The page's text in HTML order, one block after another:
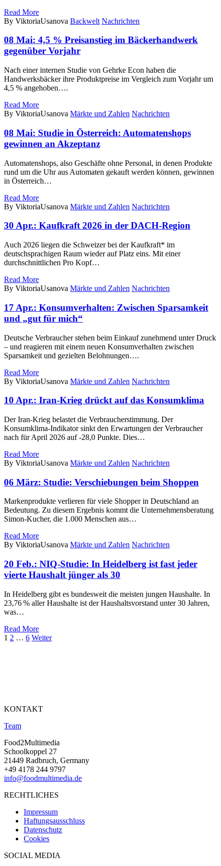
Read More
By ViktoriaUsanova Backwelt Nachrichten
08 Mai: 4,5 % Preisanstieg im Bäckerhandwerk
gegenüber Vorjahr
Nach einer internen Studie von Gehrke Econ haben die
Handwerksbäcker ihre Produktpreise im Vergleich zum Vorjahr um
4,5 % angehoben….
Read More
By ViktoriaUsanova Märkte und Zahlen Nachrichten
08 Mai: Studie in Österreich: Automatenshops
gewinnen an Akzeptanz
Automatenshops, also Geschäfte ohne Personal, in denen Produkte
rund um die Uhr aus Automaten gekauft werden können, gewinnen
in Österreich…
Read More
By ViktoriaUsanova Märkte und Zahlen Nachrichten
30 Apr.: Kaufkraft 2026 in der DACH-Region
Auch 2026 liegen die Schweizer bei der Kaufkraft* im
deutschsprachigen Raum wieder auf Platz eins. Mit einer
durchschnittlichen Pro Kopf…
Read More
By ViktoriaUsanova Märkte und Zahlen Nachrichten
17 Apr.: Konsumverhalten: Zwischen Sparsamkeit
und „gut für mich“
Deutsche Verbraucher stehen beim Einkauf zunehmend unter Druck
– und reagieren mit einem neuen Konsumverhalten zwischen
Sparsamkeit und gezielten Belohnungen….
Read More
By ViktoriaUsanova Märkte und Zahlen Nachrichten
10 Apr.: Iran-Krieg drückt auf das Konsumklima
Der Iran-Krieg belastet die Verbraucherstimmung. Der
Konsumklima-Indikator sinkt den Erwartungen der Verbraucher
nach für April 2026 auf -28,0 Punkte. Dies…
Read More
By ViktoriaUsanova Märkte und Zahlen Nachrichten
06 März: Studie: Verschiebungen beim Shoppen
Markenprodukte verlieren für viele Shopper in Deutschland an
Bedeutung. Zu diesem Ergebnis kommt die Unternehmensberatung
Simon-Kucher, die 1.000 Menschen aus…
Read More
By ViktoriaUsanova Märkte und Zahlen Nachrichten
20 Feb.: NIQ-Studie: In Heidelberg ist fast jeder
vierte Haushalt jünger als 30
In Heidelberg gibt es bundesweit die meisten jungen Haushalte. In
23,76 % aller Haushalte ist der Haushaltsvorstand unter 30 Jahren,
was…
Read More
1 2 … 6 Weiter
KONTAKT
Team
Food2Multimedia
Schoolkoppel 27
21449 Radbruch, Germany
+49 4178 244 9797
info@foodmultimedia.de
RECHTLICHES
Impressum
Haftungsausschluss
Datenschutz
Cookies
SOCIAL MEDIA